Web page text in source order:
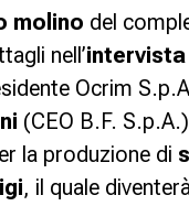
molino del
nell’intervista
Ocrim
(CEO B.F.
la produzione di
, il quale